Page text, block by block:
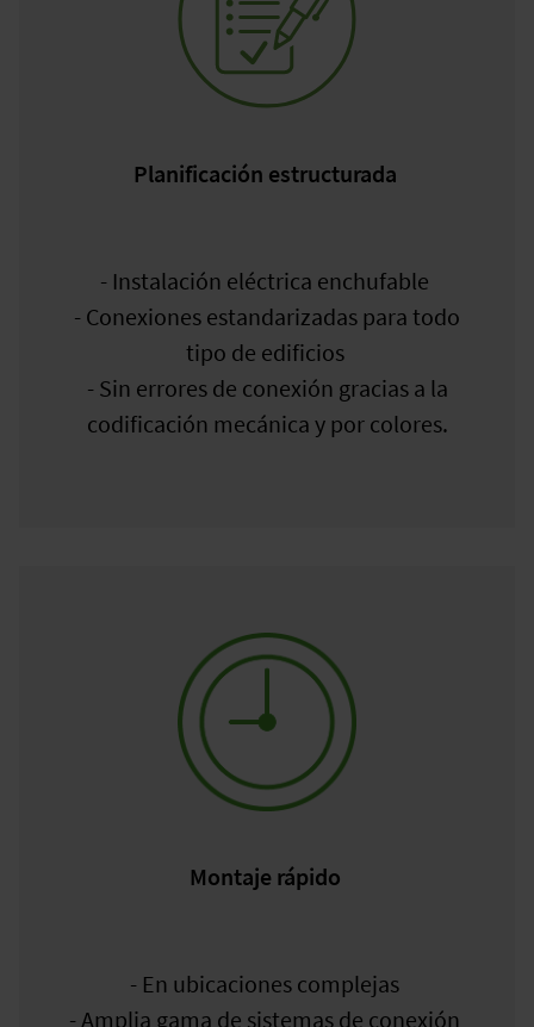
Planificación estructurada
- Instalación eléctrica enchufable
- Conexiones estandarizadas para todo
tipo de edificios
- Sin errores de conexión gracias a la
codificación mecánica y por colores.
Montaje rápido
- En ubicaciones complejas
- Amplia gama de sistemas de conexión